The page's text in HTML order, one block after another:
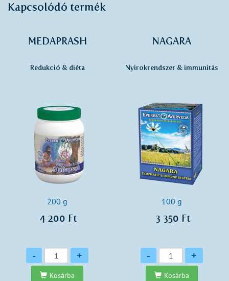
Kapcsolódó termék
MEDAPRASH
Redukció & diéta
200 g
4 200 Ft
Mennyiség
- +
Kosárba
NAGARA
Nyirokrendszer & immunitás
100 g
3 350 Ft
Mennyiség
- +
Kosárba